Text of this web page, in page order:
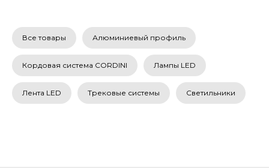
Все товары Алюминиевый профиль
Кордовая система CORDINI Лампы LED
Лента LED Трековые системы Светильники